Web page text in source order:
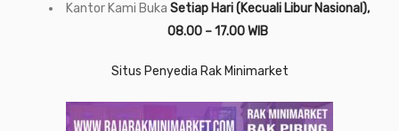
Kantor Kami Buka Setiap Hari (Kecuali Libur Nasional),
08.00 – 17.00 WIB
Situs Penyedia Rak Minimarket